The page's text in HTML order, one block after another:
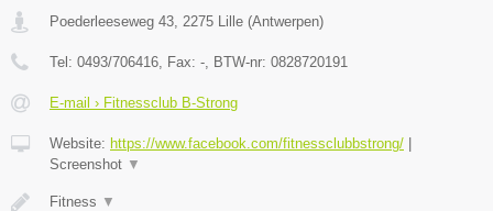
Poederleeseweg 43 2275 Lille (Antwerpen)
Tel: 0493/706416 , Fax: - , BTW-nr: 0828720191
E-mail › Fitnessclub B-Strong
Website: https://www.facebook.com/fitnessclubbstrong/ |
Screenshot ▼
Fitness ▼